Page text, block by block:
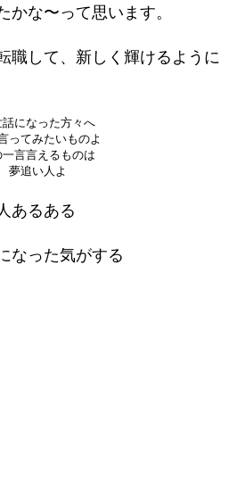
かな〜って思います。
職して、新しく輝けるように
話になった方々へ
ってみたいものよ
一言言えるものは
夢追い人よ
あるある
なった気がする